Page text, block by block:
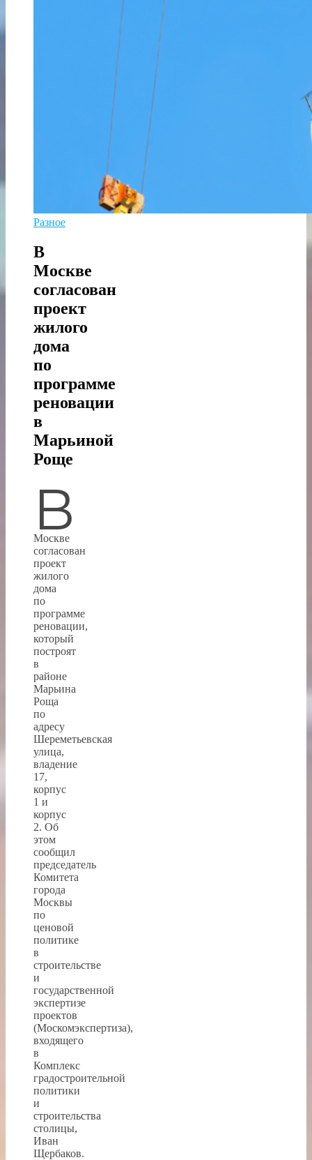
Разное
В
Москве
согласован
проект
жилого
дома
по
программе
реновации
в
Марьиной
Роще
В
Москве
согласован
проект
жилого
дома
по
программе
реновации,
который
построят
в
районе
Марьина
Роща
по
адресу
Шереметьевская
улица,
владение
17,
корпус
1 и
корпус
2. Об
этом
сообщил
председатель
Комитета
города
Москвы
по
ценовой
политике
в
строительстве
и
государственной
экспертизе
проектов
(Москомэкспертиза),
входящего
в
Комплекс
градостроительной
политики
и
строительства
столицы,
Иван
Щербаков.